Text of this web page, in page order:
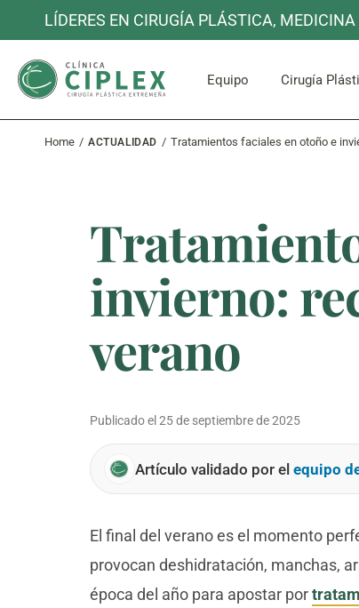
the
LÍDERES EN CIRUGÍA PLÁSTICA,
Equipo Cirugía
Home ACTUALIDAD Tratamientos faciales en otoño e
invierno:
verano
Publicado el 25 de septiembre de 2025
Artículo validado por el equipo
El final del verano es el momento
provocan deshidratación, manchas,
época del año para apostar por